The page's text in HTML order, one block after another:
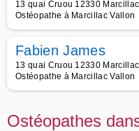
13 quai Cruou 12330
Ostéopathe à Marcillac Vallon
Fabien James
13 quai Cruou 12330
Ostéopathe à Marcillac Vallon
Ostéopathes